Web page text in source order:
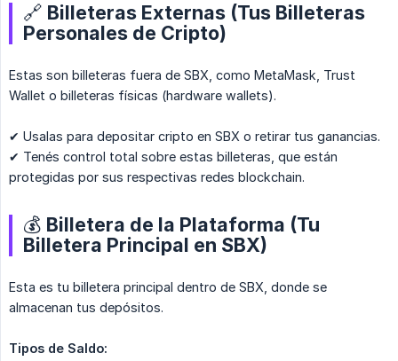
🔗 Billeteras Externas (Tus Billeteras
Personales de Cripto)
Estas son billeteras fuera de SBX, como MetaMask, Trust
Wallet o billeteras físicas (hardware wallets).
✔ Usalas para depositar cripto en SBX o retirar tus ganancias.
✔ Tenés control total sobre estas billeteras, que están
protegidas por sus respectivas redes blockchain.
💰 Billetera de la Plataforma (Tu
Billetera Principal en SBX)
Esta es tu billetera principal dentro de SBX, donde se
almacenan tus depósitos.
Tipos de Saldo: